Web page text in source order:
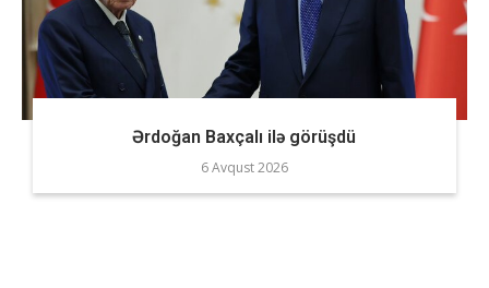
Ərdoğan Baxçalı ilə görüşdü
6 Avqust 2026